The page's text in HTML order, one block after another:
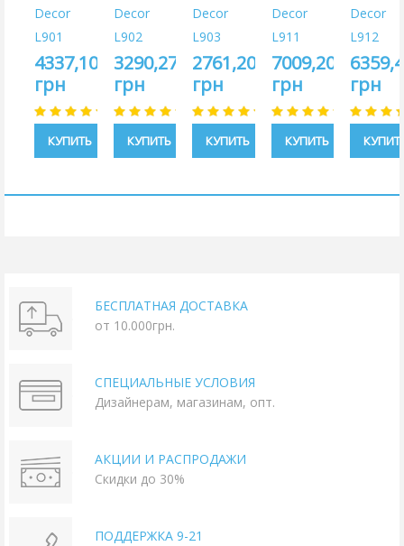
Decor
L901
4337,10
грн
КУПИТЬ
Decor
L902
3290,27
грн
КУПИТЬ
Decor
L903
2761,20
грн
КУПИТЬ
Decor
L911
7009,20
грн
КУПИТЬ
Decor
L912
грн
БЕСПЛАТНАЯ ДОСТАВКА
от 10.000грн.
СПЕЦИАЛЬНЫЕ УСЛОВИЯ
Дизайнерам, магазинам, опт.
АКЦИИ И РАСПРОДАЖИ
Скидки до 30%
ПОДДЕРЖКА 9-21